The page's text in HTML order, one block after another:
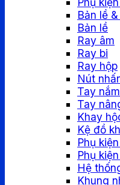
Bản lề
Bản lề
Ray âm
Ray bi
Ray hộp
Nút
Tay
Tay
Khay
Kệ đồ
Phụ
Phụ
Hệ
Khung